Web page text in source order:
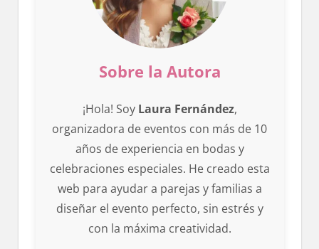
Sobre la Autora
¡Hola! Soy Laura Fernández,
organizadora de eventos con más de 10
años de experiencia en bodas y
celebraciones especiales. He creado esta
web para ayudar a parejas y familias a
diseñar el evento perfecto, sin estrés y
con la máxima creatividad.